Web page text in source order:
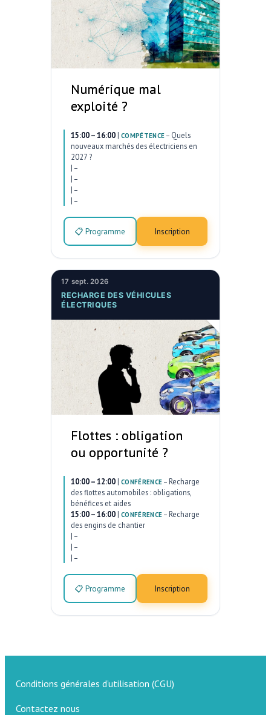
Numérique mal
exploité ?
15:00 – 16:00 | COMPÉTENCE – Quels
nouveaux marchés des électriciens en
2027 ?
| –
| –
| –
| –
📋 Programme Inscription
17 sept. 2026
RECHARGE DES VÉHICULES
ÉLECTRIQUES
Flottes : obligation
ou opportunité ?
10:00 – 12:00 | CONFÉRENCE – Recharge
des flottes automobiles : obligations,
bénéfices et aides
15:00 – 16:00 | CONFÉRENCE – Recharge
des engins de chantier
| –
| –
| –
📋 Programme Inscription
Conditions générales d’utilisation (CGU)
Contactez nous